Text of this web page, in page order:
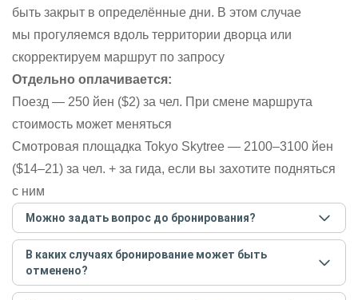
быть закрыт в определённые дни. В этом случае
мы прогуляемся вдоль территории дворца или
скорректируем маршрут по запросу
Отдельно оплачивается:
Поезд — 250 йен ($2) за чел. При смене маршрута
стоимость может меняться
Смотровая площадка Tokyo Skytree — 2100–3100 йен
($14–21) за чел. + за гида, если вы захотите подняться
с ним
Можно задать вопрос до бронирования?
Достаточно перейти по ссылке «Задать вопрос» и
написать гиду. Платить при этом не нужно. Сначала
согласуйте с гидом интересующие вас вопросы и после
этого бронируйте экскурсию.Задать вопрос.
В каких случаях бронирование может быть
отменено?
Только в случае неблагоприятных погодных условий,